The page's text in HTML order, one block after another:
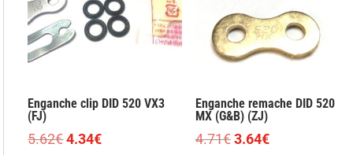
Enganche clip DID 520 VX3
(FJ)
5.62€El
4.34€El
Enganche remache DID 520
MX (G&B) (ZJ)
4.71€ El
3.64€El